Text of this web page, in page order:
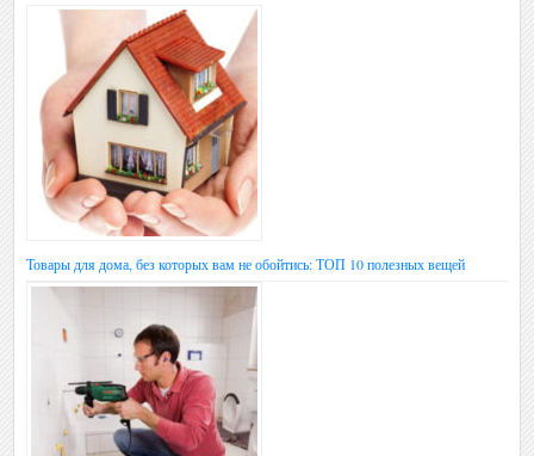
Товары для дома, без которых вам не обойтись: ТОП 10 полезных вещей